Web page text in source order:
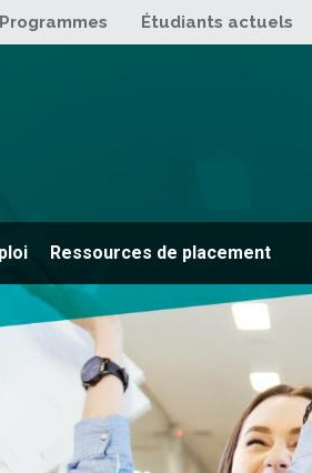
Programmes Étudiants actuels
Ressources de placement